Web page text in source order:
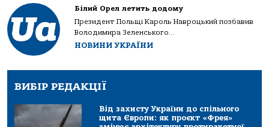
Білий Орел летить додому
Президент Польщі Кароль Навроцький позбавив
Володимира Зеленського...
НОВИНИ УКРАЇНИ
ВИБІР РЕДАКЦІЇ
Від захисту України до спільного
щита Європи: як проєкт «Фрея»